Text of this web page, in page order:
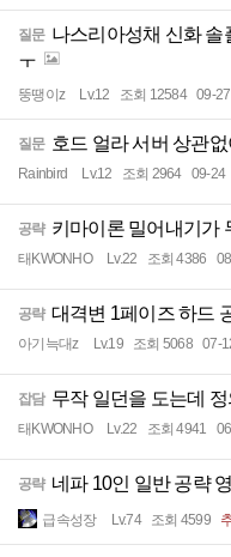
질문 나스리아성채 신화 솔
ㅜ
뚱땡이z Lv.12 조회 12584 09-27
질문 호드 얼라 서버 상관
Rainbird Lv.12 조회 2964 09-24
공략 키마이론 밀어내기가
태KWONHO Lv.22 조회 4386
공략 대격변 1페이즈 하드
아기늑대z Lv.19 조회 5068 07-
잡담 무작 일던을 도는데
태KWONHO Lv.22 조회 4941
공략 네파 10인 일반 공략
급속성장 Lv.74 조회 4599